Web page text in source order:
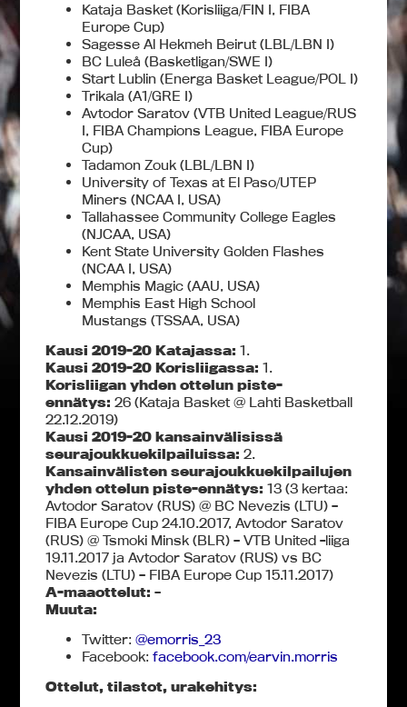
Kataja Basket (Korisliiga/FIN I, FIBA
Europe Cup)
Sagesse Al Hekmeh Beirut (LBL/LBN I)
BC Luleå (Basketligan/SWE I)
Start Lublin (Energa Basket League/POL I)
Trikala (A1/GRE I)
Avtodor Saratov (VTB United League/RUS
I, FIBA Champions League, FIBA Europe
Cup)
Tadamon Zouk (LBL/LBN I)
University of Texas at El Paso/UTEP
Miners (NCAA I, USA)
Tallahassee Community College Eagles
(NJCAA, USA)
Kent State University Golden Flashes
(NCAA I, USA)
Memphis Magic (AAU, USA)
Memphis East High School
Mustangs (TSSAA, USA)
Kausi 2019-20 Katajassa: 1.
Kausi 2019-20 Korisliigassa: 1.
Korisliigan yhden ottelun piste-
ennätys: 26 (Kataja Basket @ Lahti Basketball
22.12.2019)
Kausi 2019-20 kansainvälisissä
seurajoukkuekilpailuissa: 2.
Kansainvälisten seurajoukkuekilpailujen
yhden ottelun piste-ennätys: 13 (3 kertaa:
Avtodor Saratov (RUS) @ BC Nevezis (LTU) –
FIBA Europe Cup 24.10.2017, Avtodor Saratov
(RUS) @ Tsmoki Minsk (BLR) – VTB United -liiga
19.11.2017 ja Avtodor Saratov (RUS) vs BC
Nevezis (LTU) – FIBA Europe Cup 15.11.2017)
A-maaottelut: –
Muuta:
Twitter:@emorris_23
Facebook:facebook.com/earvin.morris
Ottelut, tilastot, urakehitys: